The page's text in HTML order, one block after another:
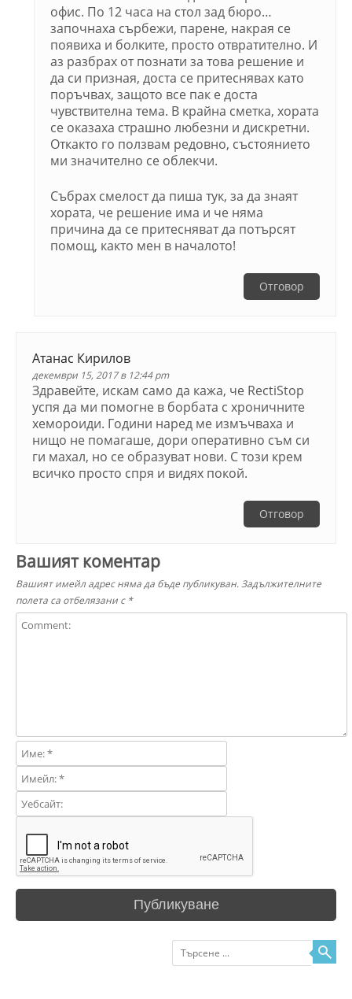
офис. По 12 часа на стол зад бюро…
започнаха сърбежи, парене, накрая се
появиха и болките, просто отвратително. И
аз разбрах от познати за това решение и
да си призная, доста се притеснявах като
поръчвах, защото все пак е доста
чувствителна тема. В крайна сметка, хората
се оказаха страшно любезни и дискретни.
Откакто го ползвам редовно, състоянието
ми значително се облекчи.
Събрах смелост да пиша тук, за да знаят
хората, че решение има и че няма
причина да се притесняват да потърсят
помощ, както мен в началото!
Отговор
Атанас Кирилов
декември 15, 2017 в 12:44 pm
Здравейте, искам само да кажa, че RectiStop
успя да ми помогне в борбата с хроничните
хемороиди. Години наред ме измъчваха и
нищо не помагаше, дори оперативно съм си
ги махал, но се образуват нови. С този крем
всичко просто спря и видях покой.
Отговор
Вашият коментар
Вашият имейл адрес няма да бъде публикуван.Задължителните
полета са отбелязани с *
Търсене